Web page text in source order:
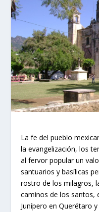
La fe del pueblo
la evangelización, los
al fervor popular un
santuarios y basílicas
rostro de los milagros,
caminos de los santos,
Junípero en Querétaro